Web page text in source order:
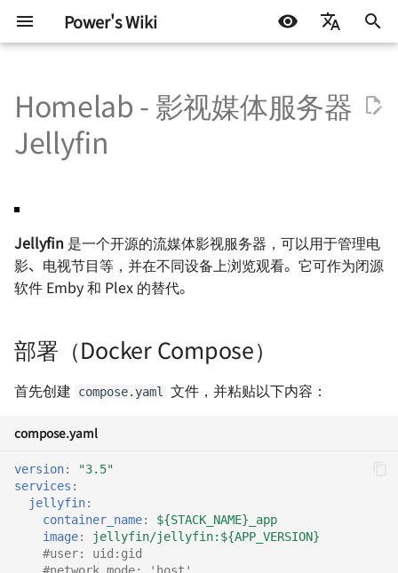
Power's Wiki
English
Español
初
始
搜
索
引
硬件设计 基础知识
通信协议
信号与电源完整性
射频设计
半导体测试
测试协议
ATE Mixed Signal Test
嵌入式开发 STM32
软件开发
DOCKER
机器学习
机器学习入门 - 基础流程
其他
LIFEHACK 如何调制一杯鸡尾酒
AI 影响下未来的职业选择
THE Hack 2019 黑客马拉
Hack.init ( ) 黑客马拉松
探索之路 - 2022 小记
硬件行业趋势与个人的选
当下与永恒
内卷与未来的职业趋势
部署（Docker Compose）
配置说明
参考与致谢
使用 frp 访问群晖 NAS
使用 RSSHub 搭建 RSS 生成
理器（群晖 Docker）
使用 acme.sh 自动申请域名
使用 Calibre 搭建在线书库
（群晖 Docker）
使用 Watchtower 自动更新
容器（群晖 Docker）
为什么你需要一个知识库
个人知识库的搭建 - 基于
历
Auto-i18n：使用 ChatGPT
小米手机折腾记录
Docusaurus 极简部署指南
使用 Markdown 高效写作
使用 Rclone 同步网盘数据
个人文案排版规范
Windows 常用命令
VS Code 的便携模式
开启 Chrome（Edge）多线
移除 Chrome（Edge） 由组
织管理
避免 Chrome（Edge）强制
转换 HTTPS
用群晖自带反向代理实现
解决 Google 相册导出时间信
息丢失问题
使用 gitignore 忽略特殊文件
Homelab - 影视媒体服务器
Jellyfin
Jellyfin 是一个开源的流媒体影视服务器，可以用于管理电
影、电视节目等，并在不同设备上浏览观看。它可作为闭源
软件 Emby 和 Plex 的替代。
部署（Docker Compose）
首先创建 compose.yaml 文件，并粘贴以下内容：
compose.yaml
version:
"3.5"
services :
jellyfin:
container_name:
${STACK_NAME}_app
image:
jellyfin/jellyfin:${APP_VERSION}
#user: uid:gid
#network_mode: 'host'